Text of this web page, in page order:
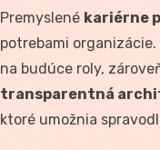
Premyslené kariérne
potrebami
na budúce roly,
transparentná
ktoré umožnia